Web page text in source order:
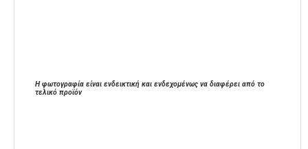
Η φωτογραφία είναι ενδεικτική και ενδεχομένως να διαφέρει από το
τελικό προϊόν